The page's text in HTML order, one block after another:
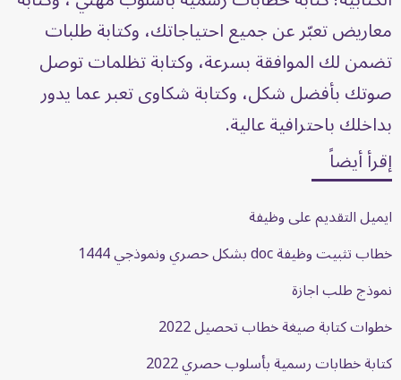
معاريض تعبّر عن جميع احتياجاتك، وكتابة طلبات
تضمن لك الموافقة بسرعة، وكتابة تظلمات توصل
صوتك بأفضل شكل، وكتابة شكاوى تعبر عما يدور
بداخلك باحترافية عالية.
إقرأ أيضاً
ايميل التقديم على وظيفة
خطاب تثبيت وظيفة doc بشكل حصري ونموذجي 1444
نموذج طلب اجازة
خطوات كتابة صيغة خطاب تحصيل 2022
كتابة خطابات رسمية بأسلوب حصري 2022